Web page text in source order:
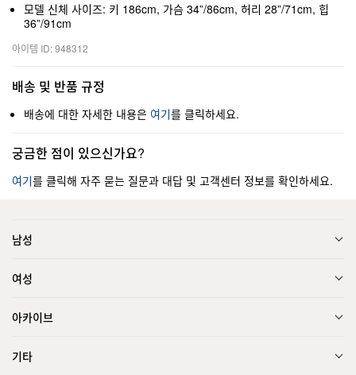
모델 신체 사이즈: 키 186cm, 가슴 34”/86cm, 허리 28”/71cm, 힙
36”/91cm
아이템 ID: 948312
배송 및 반품 규정
배송에 대한 자세한 내용은 여기를 클릭하세요.
궁금한 점이 있으신가요?
여기를 클릭해 자주 묻는 질문과 대답 및 고객센터 정보를 확인하세요.
남성
여성
아카이브
기타